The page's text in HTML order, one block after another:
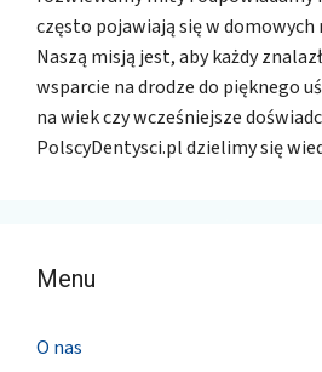
często pojawiają się w
Naszą misją jest, aby każdy
wsparcie na drodze do pięknego
na wiek czy wcześniejsze
PolscyDentysci.pl dzielimy się
Menu
O nas